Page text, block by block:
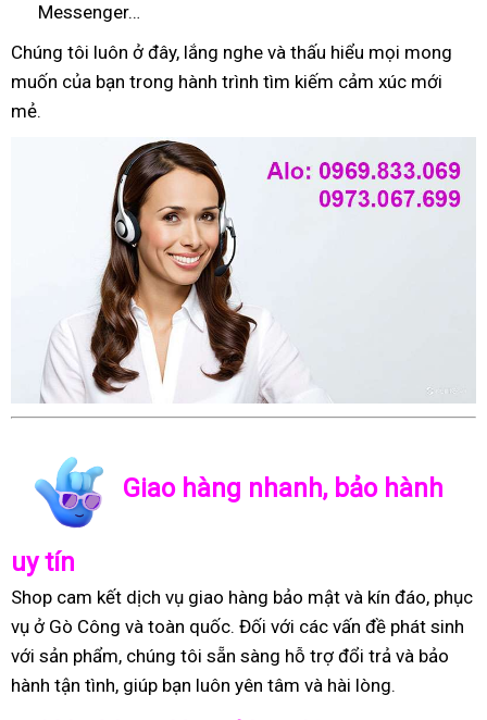
Messenger…
Chúng tôi luôn ở đây, lắng nghe và thấu hiểu mọi mong
muốn của bạn trong hành trình tìm kiếm cảm xúc mới
mẻ.
Giao hàng nhanh, bảo hành
uy tín
Shop cam kết dịch vụ giao hàng bảo mật và kín đáo, phục
vụ ở Gò Công và toàn quốc. Đối với các vấn đề phát sinh
với sản phẩm, chúng tôi sẵn sàng hỗ trợ đổi trả và bảo
hành tận tình, giúp bạn luôn yên tâm và hài lòng.